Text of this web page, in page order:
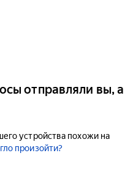
отправляли вы, а
устройства похожи на
произойти?